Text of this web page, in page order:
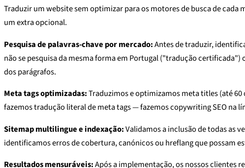
Traduzir um website sem optimizar para os motores de busca de
um extra opcional.
Pesquisa de palavras-chave por mercado:Antes de traduzir,
não se pesquisa da mesma forma em Portugal ("tradução
dos parágrafos.
Meta tags optimizadas:Traduzimos e optimizamos meta titles (até
fazemos tradução literal de meta tags — fazemos copywriting SEO na
Sitemap multilingue e indexação:Validamos a inclusão de todas as
identificamos erros de cobertura, canónicos ou hreflang que possam
Resultados mensuráveis:Após a implementação, os nossos clientes